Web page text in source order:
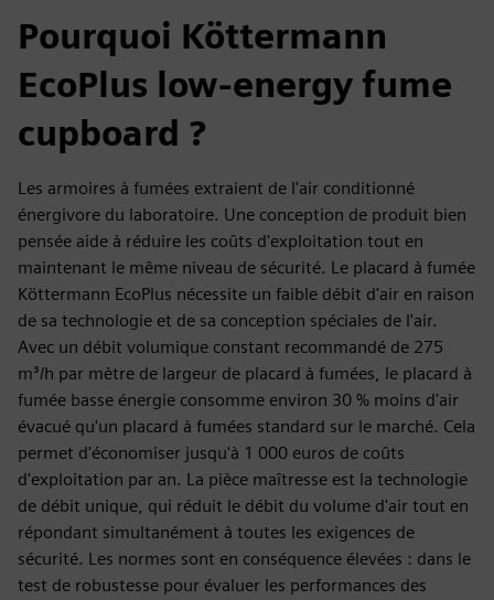
Pourquoi Köttermann
EcoPlus low-energy fume
cupboard ?
Les armoires à fumées extraient de l'air conditionné
énergivore du laboratoire. Une conception de produit bien
pensée aide à réduire les coûts d'exploitation tout en
maintenant le même niveau de sécurité. Le placard à fumée
Köttermann EcoPlus nécessite un faible débit d'air en raison
de sa technologie et de sa conception spéciales de l'air.
Avec un débit volumique constant recommandé de 275
m³/h par mètre de largeur de placard à fumées, le placard à
fumée basse énergie consomme environ 30 % moins d'air
évacué qu'un placard à fumées standard sur le marché. Cela
permet d'économiser jusqu'à 1 000 euros de coûts
d'exploitation par an. La pièce maîtresse est la technologie
de débit unique, qui réduit le débit du volume d'air tout en
répondant simultanément à toutes les exigences de
sécurité. Les normes sont en conséquence élevées : dans le
test de robustesse pour évaluer les performances des